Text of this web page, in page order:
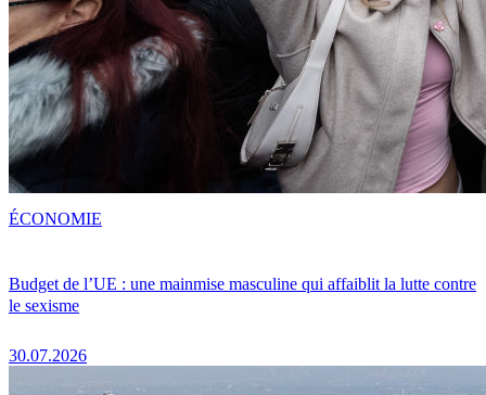
Budget de l’UE : une mainmise masculine qui affaiblit la lutte contre
le sexisme
30.07.2026
ÉCONOMIE